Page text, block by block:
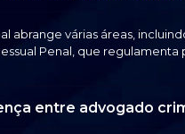
abrange várias áreas,
Penal, que regulamenta
entre advogado